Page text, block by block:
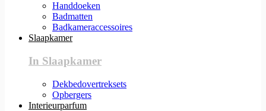
Handdoeken
Badmatten
Badkameraccessoires
Slaapkamer
In Slaapkamer
Dekbedovertreksets
Opbergers
Interieurparfum